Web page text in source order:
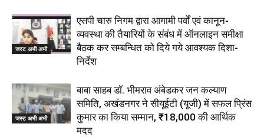
जस्ट अभी अभी
एसपी चारु निगम द्वारा आगामी पर्वों एवं कानून-
व्यवस्था की तैयारियों के संबंध में ऑनलाइन समीक्षा
बैठक कर सम्बन्धित को दिये गये आवश्यक दिशा-
निर्देश
जस्ट अभी अभी
बाबा साहब डॉ. भीमराव अंबेडकर जन कल्याण
समिति, अखंडनगर ने सीयूईटी (यूजी) में सफल प्रिंस
कुमार का किया सम्मान, ₹18,000 की आर्थिक
मदद